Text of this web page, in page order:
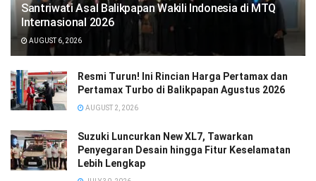
Santriwati Asal Balikpapan Wakili Indonesia di MTQ
Internasional 2026
AUGUST 6, 2026
Resmi Turun! Ini Rincian Harga Pertamax dan
Pertamax Turbo di Balikpapan Agustus 2026
AUGUST 2, 2026
Suzuki Luncurkan New XL7, Tawarkan
Penyegaran Desain hingga Fitur Keselamatan
Lebih Lengkap